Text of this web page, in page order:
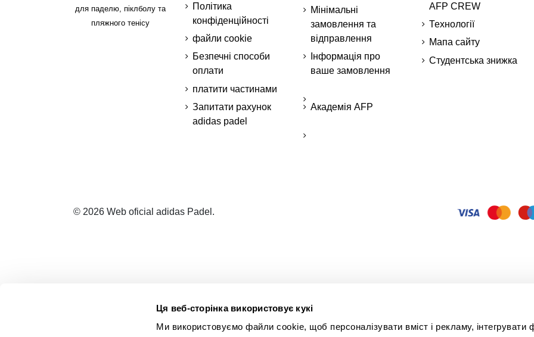
Ця веб-сторінка використовує кукі
Ми використовуємо файли cookie, щоб персоналізувати вміст і рекламу, інтегрувати
для паделю, піклболу та
пляжного тенісу
Політика
конфіденційності
файли cookie
Безпечні способи
оплати
платити частинами
Запитати рахунок
adidas padel
Мінімальні
замовлення та
відправлення
Інформація про
ваше замовлення
Академія AFP
AFP CREW
Технології
Мапа сайту
Студентська знижка
© 2026 Web oficial adidas Padel.